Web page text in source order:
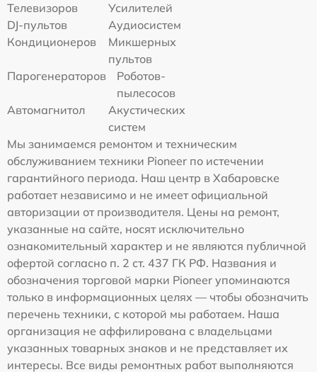
Телевизоров
Усилителей
DJ-пультов
Аудиосистем
Кондиционеров
Микшерных
пультов
Парогенераторов
Роботов-
пылесосов
Автомагнитол
Акустических
систем
Мы занимаемся ремонтом и техническим
обслуживанием техники Pioneer по истечении
гарантийного периода. Наш центр в Хабаровске
работает независимо и не имеет официальной
авторизации от производителя. Цены на ремонт,
указанные на сайте, носят исключительно
ознакомительный характер и не являются публичной
офертой согласно п. 2 ст. 437 ГК РФ. Названия и
обозначения торговой марки Pioneer упоминаются
только в информационных целях — чтобы обозначить
перечень техники, с которой мы работаем. Наша
организация не аффилирована с владельцами
указанных товарных знаков и не представляет их
интересы. Все виды ремонтных работ выполняются